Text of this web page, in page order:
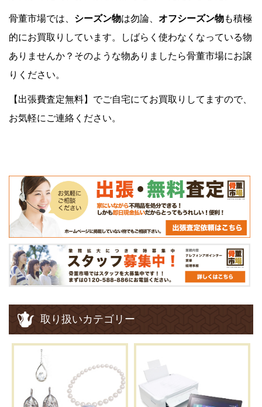
骨董市場では、 シーズン物は勿論、 オフシーズン物も積極
的にお買取りしています。しばらく使わなくなっている物
ありませんか？そのような物ありましたら骨董市場にお譲
りください。
【出張費査定無料】でご自宅にてお買取りしてますので、
お気軽にご連絡ください。
取り扱いカテゴリー